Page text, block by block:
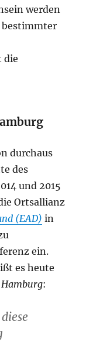
werden
bestimmter
die
durchaus
des
und 2015
Ortsallianz
(EAD) in
ein.
es heute
Hamburg: